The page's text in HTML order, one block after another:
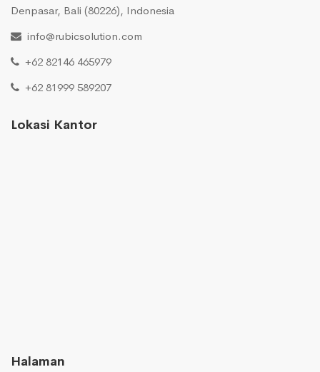
Denpasar, Bali (80226), Indonesia
info@rubicsolution.com
+62 82146 465979
+62 81999 589207
Lokasi Kantor
Halaman